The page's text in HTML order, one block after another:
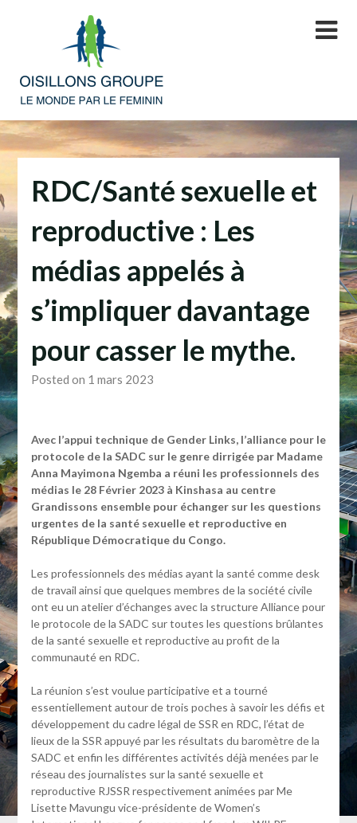
RDC/Santé sexuelle et
reproductive : Les
médias appelés à
s’impliquer davantage
pour casser le mythe.
Posted on 1 mars 2023
Avec l’appui technique de Gender Links, l’alliance pour le
protocole de la SADC sur le genre dirrigée par Madame
Anna Mayimona Ngemba a réuni les professionnels des
médias le 28 Février 2023 à Kinshasa au centre
Grandissons ensemble pour échanger sur les questions
urgentes de la santé sexuelle et reproductive en
République Démocratique du Congo.
Les professionnels des médias ayant la santé comme desk
de travail ainsi que quelques membres de la société civile
ont eu un atelier d’échanges avec la structure Alliance pour
le protocole de la SADC sur toutes les questions brûlantes
de la santé sexuelle et reproductive au profit de la
communauté en RDC.
La réunion s’est voulue participative et a tourné
essentiellement autour de trois poches à savoir les défis et
développement du cadre légal de SSR en RDC, l’état de
lieux de la SSR appuyé par les résultats du baromètre de la
SADC et enfin les différentes activités déjà menées par le
réseau des journalistes sur la santé sexuelle et
reproductive RJSSR respectivement animées par Me
Lisette Mavungu vice-présidente de Women’s